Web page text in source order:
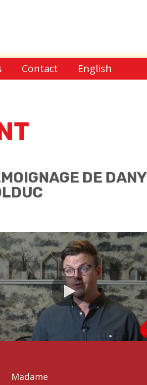
Contact English
DE DANY
Madame